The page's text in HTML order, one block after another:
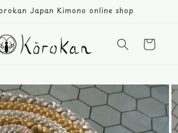
Japan Kimono online shop
Warenkorb